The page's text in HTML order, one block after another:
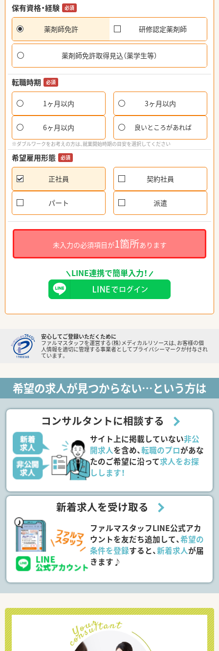
保有資格・経験 必須
薬剤師免許 研修認定薬剤師
薬剤師免許取得見込（薬学生等）
転職時期 必須
1ヶ月以内 3ヶ月以内
6ヶ月以内 良いところがあれば
※ダブルワークをお考えの方は、就業開始時期の目安を選択してください
希望雇用形態 必須
正社員 契約社員
パート 派遣
未入力の必須項目が1箇所あります
LINE連携で簡単入力！
安心してご登録いただくために
ファルマスタッフを運営する（株）メディカルリソースは、お客様の個
人情報を適切に管理する事業者としてプライバシーマークが付与され
ています。
希望の求人が見つからない…という方は
コンサルタントに相談する
サイト上に掲載していない非公
開求人を含め、転職のプロがあな
たのご希望に沿って求人をお探
しします！
新着求人を受け取る
ファルマスタッフLINE公式アカ
ウントを友だち追加して、希望の
条件を登録すると、新着求人が届
きます♪